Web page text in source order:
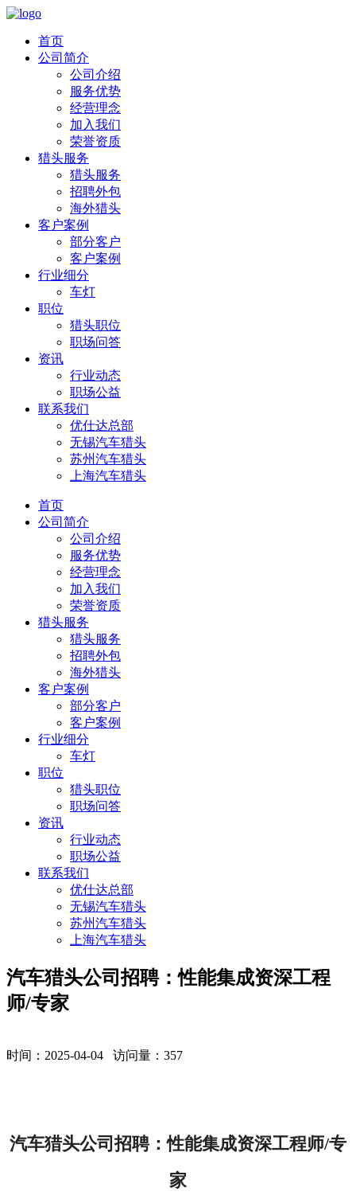
首页
公司简介
公司介绍
服务优势
经营理念
加入我们
荣誉资质
猎头服务
猎头服务
招聘外包
海外猎头
客户案例
部分客户
客户案例
行业细分
车灯
职位
猎头职位
职场问答
资讯
行业动态
职场公益
联系我们
优仕达总部
无锡汽车猎头
苏州汽车猎头
上海汽车猎头
首页
公司简介
公司介绍
服务优势
经营理念
加入我们
荣誉资质
猎头服务
猎头服务
招聘外包
海外猎头
客户案例
部分客户
客户案例
行业细分
车灯
职位
猎头职位
职场问答
资讯
行业动态
职场公益
联系我们
优仕达总部
无锡汽车猎头
苏州汽车猎头
上海汽车猎头
​汽车猎头公司招聘：性能集成资深工程
师/专家
时间：2025-04-04 访问量： 357
汽车猎头公司招聘 ：性能集成资深工程师/专
家